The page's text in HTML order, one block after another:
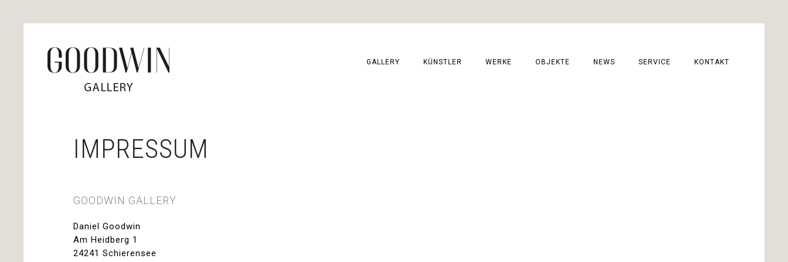
GALLERY KÜNSTLER WERKE OBJEKTE NEWS SERVICE KONTAKT
IMPRESSUM
GOODWIN GALLERY
Daniel Goodwin
Am Heidberg 1
24241 Schierensee